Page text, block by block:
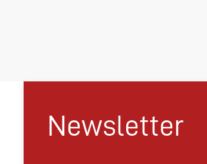
Newsletter